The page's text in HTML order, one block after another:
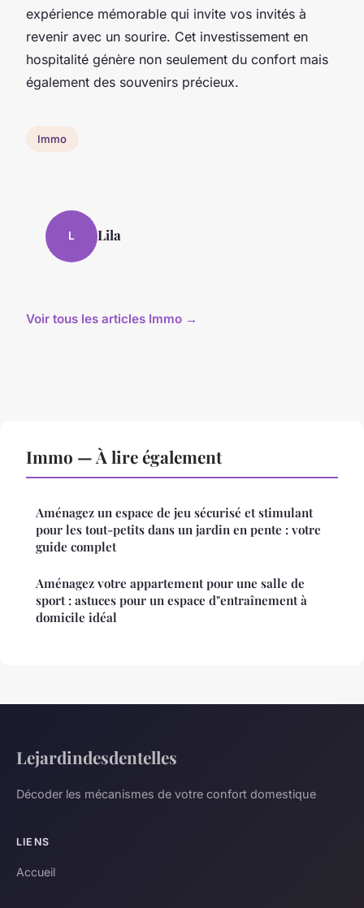
expérience mémorable qui invite vos invités à
revenir avec un sourire. Cet investissement en
hospitalité génère non seulement du confort mais
également des souvenirs précieux.
Immo
L Lila
Voir tous les articles Immo →
Immo — À lire également
Aménagez un espace de jeu sécurisé et stimulant
pour les tout-petits dans un jardin en pente : votre
guide complet
Aménagez votre appartement pour une salle de
sport : astuces pour un espace d"entraînement à
domicile idéal
Lejardindesdentelles
Décoder les mécanismes de votre confort domestique
LIENS
Accueil